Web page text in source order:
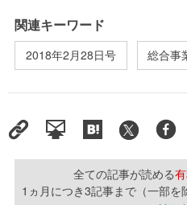
関連キーワード
2018年2月28日号 総合事
全ての記事が読める
1ヵ月につき3記事まで（一部を